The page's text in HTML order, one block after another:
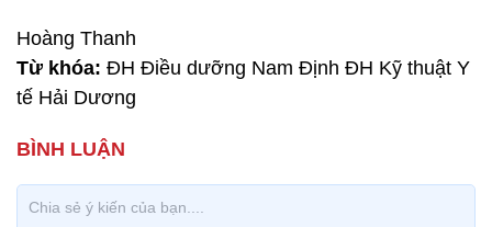
Hoàng Thanh
Từ khóa: ĐH Điều dưỡng Nam Định ĐH Kỹ thuật Y
tế Hải Dương